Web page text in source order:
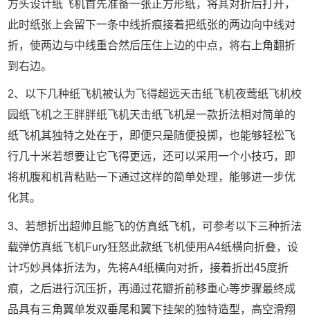
方头设计纸飞机首先准备一张正方形纸，将其对折后打开，
此时纸张上会留下一条中线折痕接着把纸张的两边向中线对
折，使两边与中线重合然后压住上边的中点，将右上角翻折
到右边。
2、以下几种纸飞机被认为飞得超远天击纸飞机夜莺纸飞机校
园纸飞机之王胖胖纸飞机天击纸飞机是一款折法相对简单的
纸飞机其独特之处在于，即便只是随便投掷，也能够轻松飞
行几十米若想要让它飞得更远，还可以采用一个小技巧，即
将机腹和机背粘贴一下通过这样的简单处理，能够进一步优
化其。
3、若想折出超帅且能飞的仿真纸飞机，可参考以下三种折法
载弹仿真纸飞机Fury狂怒此款纸飞机使用A4纸横向折叠，设
计巧妙具体折法为，先将A4纸横向对折，接着折出45度折
痕，之后进行沉压折，再通过花瓣折前移重心等步骤最终成
品具有三角翼单发双垂尾和翼下挂架的独特造型，高空滑翔